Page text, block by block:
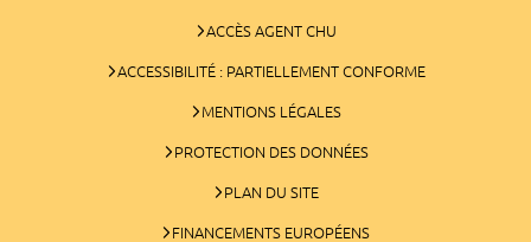
ACCÈS AGENT CHU
ACCESSIBILITÉ : PARTIELLEMENT CONFORME
MENTIONS LÉGALES
PROTECTION DES DONNÉES
PLAN DU SITE
FINANCEMENTS EUROPÉENS